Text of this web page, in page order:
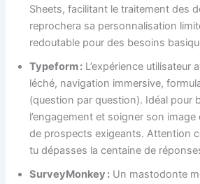
Sheets, facilitant le traitement des
reprochera sa personnalisation
redoutable pour des besoins
Typeform : L’expérience utilisateur
léché, navigation immersive,
(question par question). Idéal pour
l’engagement et soigner son image
de prospects exigeants. Attention
tu dépasses la centaine de
SurveyMonkey : Un mastodonte